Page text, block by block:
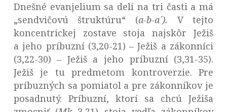
Dnešné evanjelium sa delí na tri časti a má
„sendvičovú štruktúru“ (a-b-a´). V tejto
koncentrickej zostave stoja najskôr Ježiš
a jeho príbuzní (3,20-21) – Ježiš a zákonníci
(3,22-30) – Ježiš a jeho príbuzní (3,31-35).
Ježiš je tu predmetom kontroverzie. Pre
príbuzných sa pomiatol a pre zákonníkov je
posadnutý. Príbuzní, ktorí sa chcú Ježiša